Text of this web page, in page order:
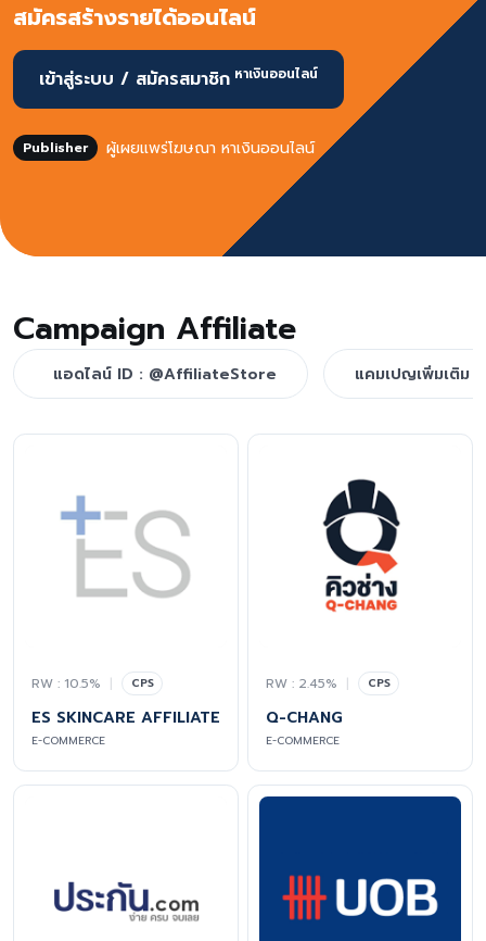
สมัครสร้างรายได้ออนไลน์
เข้าสู่ระบบ / สมัครสมาชิก หาเงินออนไลน์
Publisher ผู้เผยแพร่โฆษณา หาเงินออนไลน์
Campaign Affiliate
แอดไลน์ ID : @AffiliateStore แคมเปญเพิ่มเติม
RW : 10.5% | CPS
ES SKINCARE AFFILIATE
E-COMMERCE
RW : 2.45% | CPS
Q-CHANG
E-COMMERCE